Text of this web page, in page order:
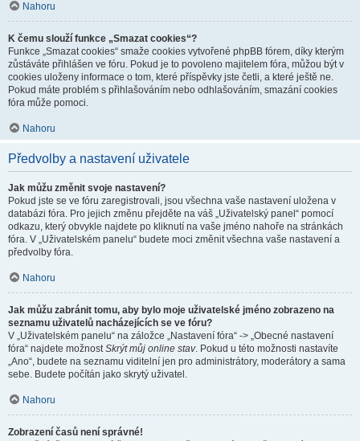
Nahoru
K čemu slouží funkce „Smazat cookies“?
Funkce „Smazat cookies“ smaže cookies vytvořené phpBB fórem, díky kterým
zůstáváte přihlášen ve fóru. Pokud je to povoleno majitelem fóra, můžou být v
cookies uloženy informace o tom, které příspěvky jste četli, a které ještě ne.
Pokud máte problém s přihlašováním nebo odhlašováním, smazání cookies
fóra může pomoci.
Nahoru
Předvolby a nastavení uživatele
Jak můžu změnit svoje nastavení?
Pokud jste se ve fóru zaregistrovali, jsou všechna vaše nastavení uložena v
databázi fóra. Pro jejich změnu přejděte na váš „Uživatelský panel“ pomocí
odkazu, který obvykle najdete po kliknutí na vaše jméno nahoře na stránkách
fóra. V „Uživatelském panelu“ budete moci změnit všechna vaše nastavení a
předvolby fóra.
Nahoru
Jak můžu zabránit tomu, aby bylo moje uživatelské jméno zobrazeno na
seznamu uživatelů nacházejících se ve fóru?
V „Uživatelském panelu“ na záložce „Nastavení fóra“ -> „Obecné nastavení
fóra“ najdete možnostSkrýt můj online stav. Pokud u této možnosti nastavíte
„Ano“, budete na seznamu viditelní jen pro administrátory, moderátory a sama
sebe. Budete počítán jako skrytý uživatel.
Nahoru
Zobrazení časů není správné!